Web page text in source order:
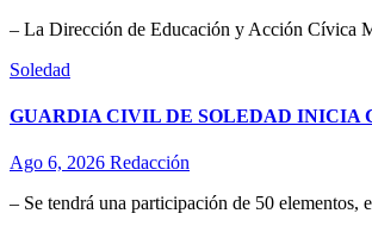
– La Dirección de Educación y Acción Cívica
Soledad
GUARDIA CIVIL DE SOLEDAD INICIA
Ago 6, 2026 Redacción
– Se tendrá una participación de 50